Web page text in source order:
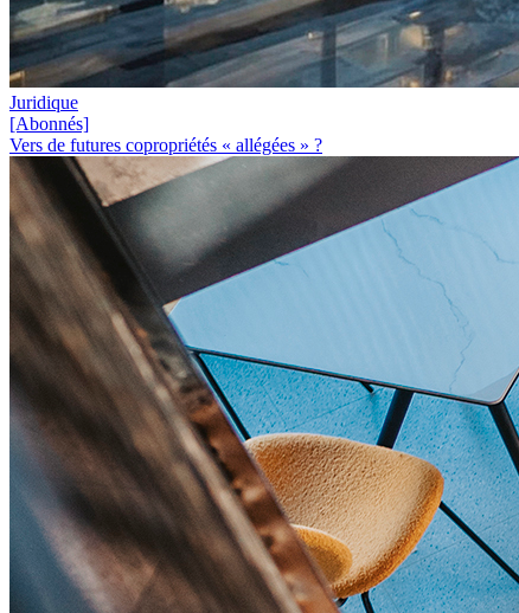
Juridique
[Abonnés]
Vers de futures copropriétés « allégées » ?